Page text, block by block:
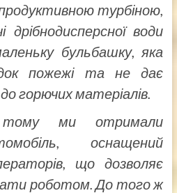
турбіною,
дрібнодисперсної води
бульбашку, яка
пожежі та не дає
горючих матеріалів.
тому ми отримали
оснащений
що дозволяє
роботом. До того ж